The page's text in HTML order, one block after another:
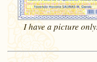
I have a picture